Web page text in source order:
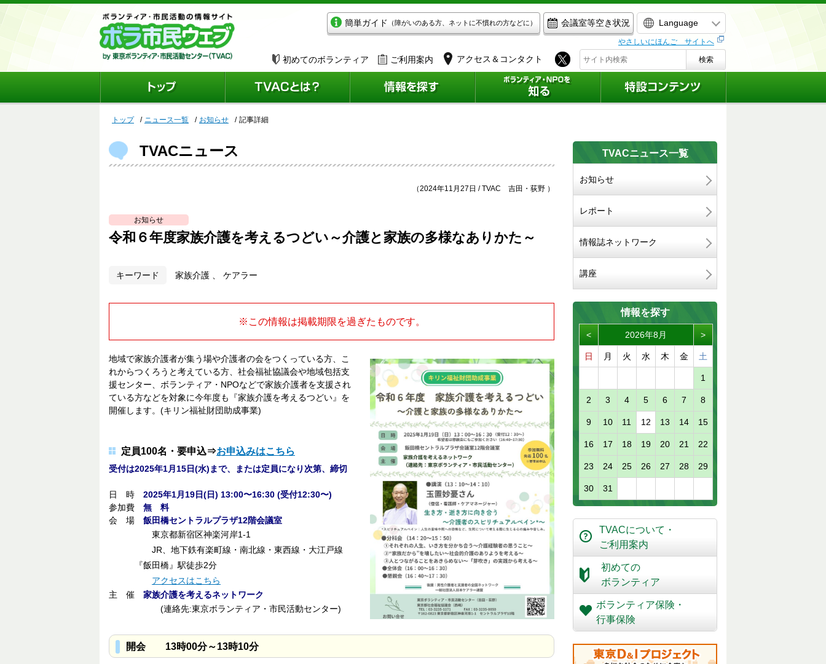
簡単ガイド （障がいのある方、ネットに不慣れの方などに） 会議室等空き状況 Language
やさしいにほんご サイトへ
初めてのボランティア ご利用案内 アクセス＆コンタクト 検索
トップ ニュース一覧 お知らせ 記事詳細
TVACニュース
（2024年11月27日 / TVAC 吉田・荻野 ）
お知らせ
令和６年度家族介護を考えるつどい～介護と家族の多様なありかた～
キーワード 家族介護 、 ケアラー
※この情報は掲載期限を過ぎたものです。
地域で家族介護者が集う場や介護者の会をつくっている方、こ
れからつくろうと考えている方、社会福祉協議会や地域包括支
援センター、ボランティア・NPOなどで家族介護者を支援され
ている方などを対象に今年度も『家族介護を考えるつどい』を
開催します。(キリン福祉財団助成事業)
定員100名・要申込⇒お申込みはこちら
受付は2025年1月15日(水)まで、または定員になり次第、締切
日 時 2025年1月19日(日) 13:00〜16:30 (受付12:30〜)
参加費 無 料
会 場 飯田橋セントラルプラザ12階会議室
東京都新宿区神楽河岸1-1
JR、地下鉄有楽町線・南北線・東西線・大江戸線
『飯田橋』駅徒歩2分
アクセスはこちら
主 催 家族介護を考えるネットワーク
(連絡先:東京ボランティア・市民活動センター)
開会 13時00分～13時10分
TVACニュース一覧
お知らせ
レポート
情報誌ネットワーク
講座
情報を探す
< 2026年8月 >
日 月 火 水 木 金 土
1
2 3 4 5 6 7 8
9 10 11 12 13 14 15
16 17 18 19 20 21 22
23 24 25 26 27 28 29
30 31
TVACについて・
ご利用案内
初めての
ボランティア
ボランティア保険・
行事保険